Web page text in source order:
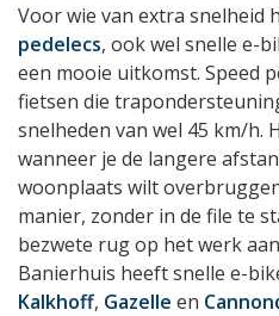
Voor wie van extra snelheid
pedelecs, ook wel snelle e-
een mooie uitkomst. Speed
fietsen die
snelheden van wel 45 km/h.
wanneer je de langere
woonplaats wilt
manier, zonder in de file te
bezwete rug op het werk
Banierhuis heeft snelle e-
Kalkhoff, Gazelle en